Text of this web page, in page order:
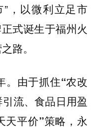
，以微利立足市
式诞生于福州火
路。
。由于抓住“农改
流、食品日用盈
天平价”策略，永